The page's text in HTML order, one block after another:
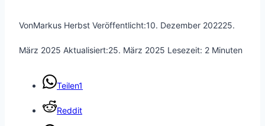
VonMarkus Herbst Veröffentlicht:10. Dezember 202225.
März 2025 Aktualisiert:25. März 2025 Lesezeit: 2 Minuten
Teilen1
Reddit